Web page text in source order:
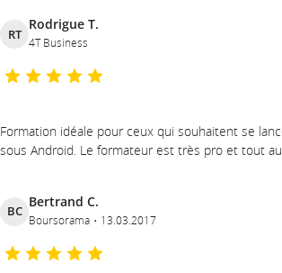
RT
Rodrigue T.
4T Business
Formation idéale pour ceux qui souhaitent se
sous Android. Le formateur est très pro et tout
BC
Bertrand C.
Boursorama 13.03.2017